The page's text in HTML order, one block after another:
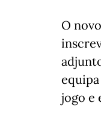
O
jogo e